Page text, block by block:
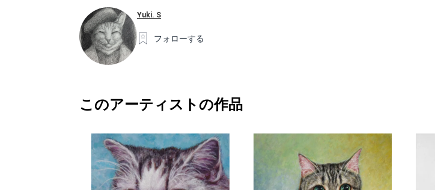
Yuki. S
フォローする
このアーティストの作品